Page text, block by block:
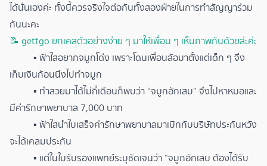
ได้นั่นเองค่ะ ทั้งนี้ควรจริงใจต่อกันทั้งสองฝ่ายในการทำสัญญาร่วม
กันนะคะ
📝 gettgo ยกเคสตัวอย่างง่าย ๆ มาให้เพื่อน ๆ เห็นภาพกันด้วยล่ะค่ะ
▪ ฟ้าใสอยากจมูกโด่ง เพราะโดนเพื่อนล้อมาตั้งแต่เด็ก ๆ จึง
เก็บเงินก้อนนึงไปทำจมูก
▪ ทำสวยมาได้ไม่กี่เดือนก็พบว่า “จมูกอักเสบ” จึงไปหาหมอและ
มีค่ารักษาพยาบาล 7,000 บาท
▪ ฟ้าใสนำใบเสร็จค่ารักษาพยาบาลมาเบิกกับบริษัทประกันหวัง
จะได้เคลมประกัน
▪ แต่ในใบรับรองแพทย์ระบุชัดเจนว่า “จมูกอักเสบ ต้องได้รับ